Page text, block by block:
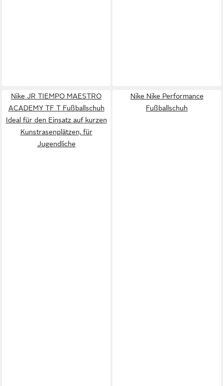
Nike JR TIEMPO MAESTRO
ACADEMY TF T Fußballschuh
Ideal für den Einsatz auf kurzen
Kunstrasenplätzen, für
Jugendliche
Nike Nike Performance
Fußballschuh